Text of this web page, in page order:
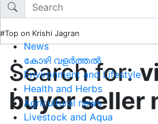
#Top on Krishi Jagran
News
കോഴി വളർത്തൽ
Environment and Lifestyle
Health and Herbs
Agricultural news
Livestock and Aqua
Search for:
buyer seller